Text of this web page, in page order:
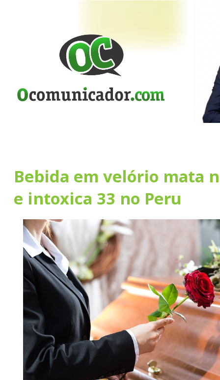
Bebida em velório mata
e intoxica 33 no Peru